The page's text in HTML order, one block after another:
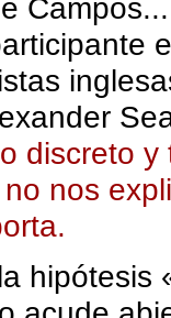
discreto
nos
hipótesis